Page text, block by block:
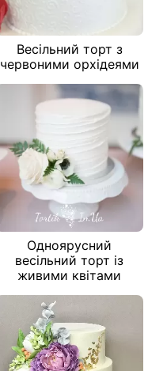
Весільний торт з
червоними орхідеями
Одноярусний
весільний торт із
живими квітами